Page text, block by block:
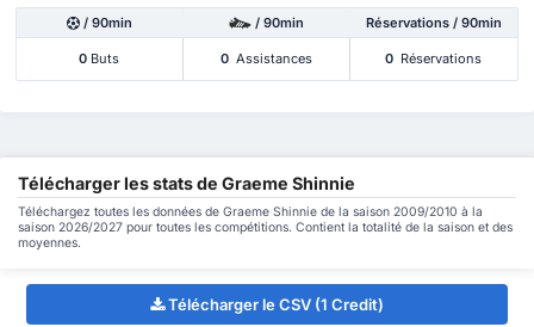
/ 90min / 90min Réservations / 90min
0 Buts 0 Assistances 0 Réservations
Télécharger les stats de Graeme Shinnie
Téléchargez toutes les données de Graeme Shinnie de la saison 2009/2010 à la
saison 2026/2027 pour toutes les compétitions. Contient la totalité de la saison et des
moyennes.
Télécharger le CSV (1 Credit)